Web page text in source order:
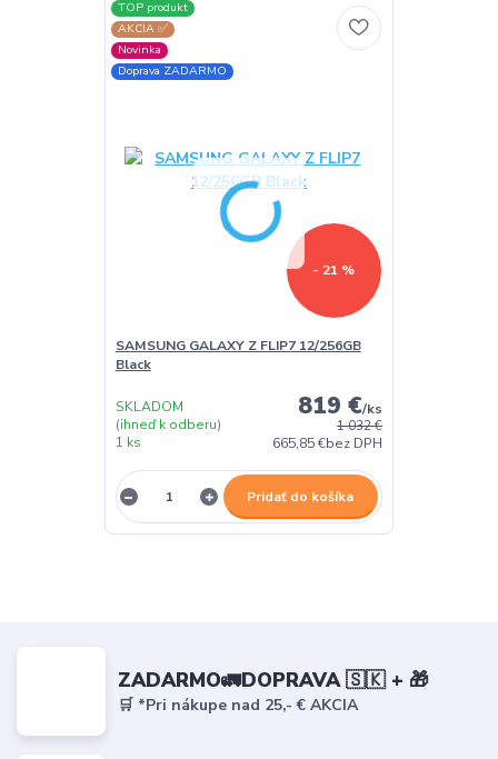
TOP produkt
AKCIA ✅
Novinka
Doprava ZADARMO
- 21 %
SAMSUNG GALAXY Z FLIP7 12/256GB
Black
1 032 €
819 €/ks
665,85 €bez DPH
SKLADOM
(ihneď k odberu)
1 ks
Pridať do košíka
ZADARMO🚛DOPRAVA 🇸🇰 + 🎁
🛒 *Pri nákupe nad 25,- € AKCIA